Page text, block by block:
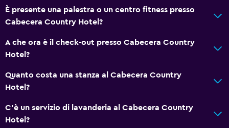
È presente una palestra o un centro fitness presso
Cabecera Country Hotel?
A che ora è il check-out presso Cabecera Country
Hotel?
Quanto costa una stanza al Cabecera Country
Hotel?
C'è un servizio di lavanderia al Cabecera Country
Hotel?